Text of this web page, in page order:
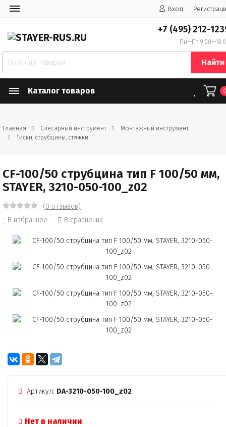
Вход
+7 (495) 212-
Пн—Пт
Найти
Каталог товаров
Главная Слесарный инструмент
Монтажный инструмент
Тиски, струбцины, стяжки
CF-100/50 струбцина тип F 100/50 мм,
STAYER, 3210-050-100_z02
(0 отзывов)
В избранное
В сравнение
Артикул: DA-3210-050-100_z02
Нет в наличии